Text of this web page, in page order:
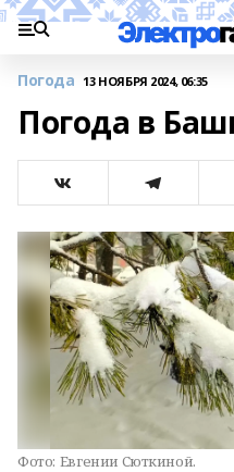
Погода 13 НОЯБРЯ 2024, 06:35
Погода в
Фото: Евгении Сюткиной.